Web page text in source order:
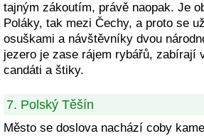
tajným zákoutím, právě naopak. Je
Poláky, tak mezi Čechy, a proto se
osuškami a návštěvníky dvou
jezero je zase rájem rybářů, zabírají
candáti a štiky.
7. Polský Těšín
Město se doslova nachází coby